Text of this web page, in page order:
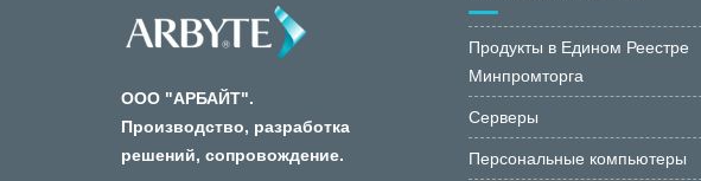
ООО "АРБАЙТ".
Производство, разработка
решений, сопровождение.
Продукты в Едином Реестре
Минпромторга
Серверы
Персональные компьютеры